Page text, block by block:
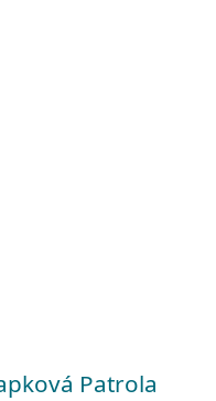
Patrola